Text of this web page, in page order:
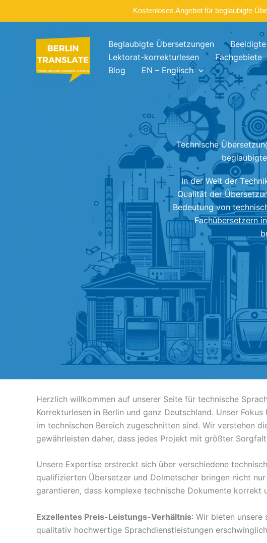
Kostenloses Angebot für beglaubigte
Beglaubigte Übersetzungen
Lektorat-korrekturlesen
Fachgebiete
Blog
EN – Englisch
Technische
In der Welt der
Qualität der
Bedeutung von
Fachübersetzern
Herzlich willkommen auf unserer Seite für technische
Korrekturlesen in Berlin und ganz Deutschland. Unser
im technischen Bereich zugeschnitten sind. Wir verstehen
gewährleisten daher, dass jedes Projekt mit größter
Unsere Expertise erstreckt sich über verschiedene
qualifizierten Übersetzer und Dolmetscher bringen nicht
garantieren, dass komplexe technische Dokumente
Exzellentes Preis-Leistungs-Verhältnis: Wir bieten unsere
qualitativ hochwertige Sprachdienstleistungen